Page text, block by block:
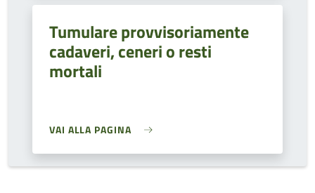
Tumulare provvisoriamente
cadaveri, ceneri o resti
mortali
VAI ALLA PAGINA